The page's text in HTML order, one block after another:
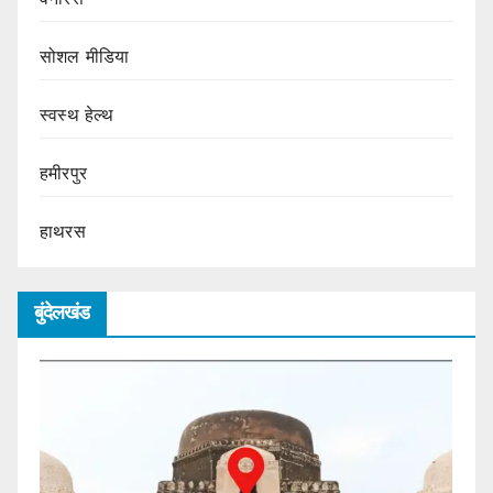
सोशल मीडिया
स्वस्थ हेल्थ
हमीरपुर
हाथरस
बुंदेलखंड